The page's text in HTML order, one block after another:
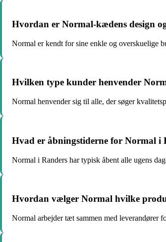
Hvordan er Normal-kædens design
Normal er kendt for sine enkle og overskuelige
Hvilken type kunder henvender
Normal henvender sig til alle, der søger
Hvad er åbningstiderne for Normal i
Normal i Randers har typisk åbent alle ugens
Hvordan vælger Normal hvilke
Normal arbejder tæt sammen med leverandører